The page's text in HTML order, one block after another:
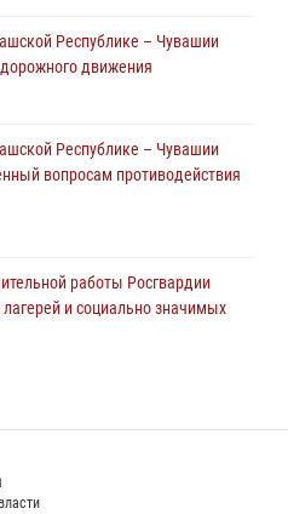
генерал армии Виктор Золотов
тыла с профессиональным
Республике – Чувашии
движения
Республике – Чувашии
вопросам противодействия
работы Росгвардии
и социально значимых